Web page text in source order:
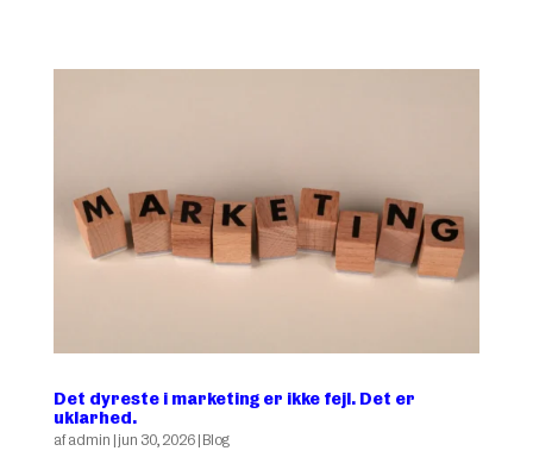
Det dyreste i marketing er ikke fejl. Det er
uklarhed.
afadmin |jun 30, 2026|Blog